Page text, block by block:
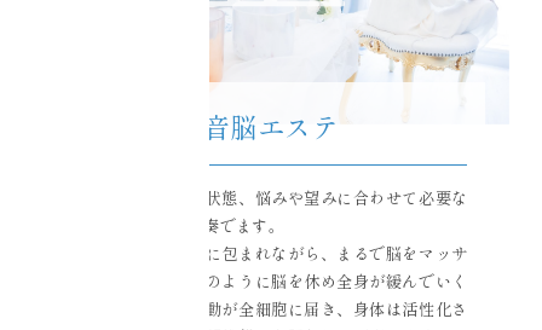
音脳エステ
受ける方の性質や状態、悩みや望みに合わせて必要な
音をセラピストが奏でます。
クリスタルの響きに包まれながら、まるで脳をマッサ
ージされているかのように脳を休め全身が緩んでいく
セラピー。音の波動が全細胞に届き、身体は活性化さ